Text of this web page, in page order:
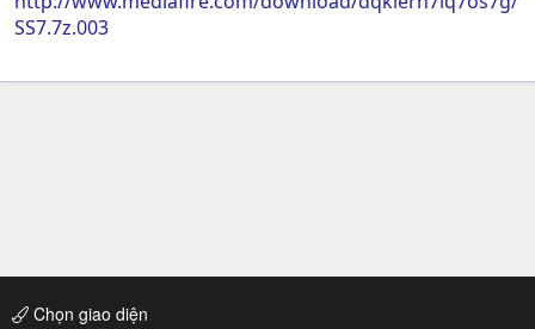
SS7.7z.003
Chọn giao diện